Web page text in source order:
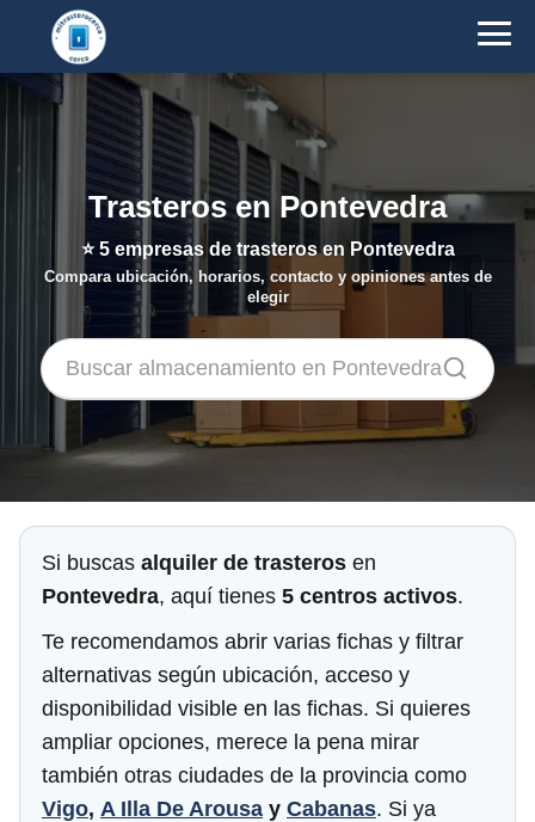
Trasteros en Pontevedra
⭐5empresas de trasteros en Pontevedra
Compara ubicación, horarios, contacto y opiniones antes de
elegir
Si buscas alquiler de trasteros en
Pontevedra, aquí tienes 5 centros activos.
Te recomendamos abrir varias fichas y filtrar
alternativas según ubicación, acceso y
disponibilidad visible en las fichas. Si quieres
ampliar opciones, merece la pena mirar
también otras ciudades de la provincia como
Vigo, A Illa De Arousa y Cabanas. Si ya